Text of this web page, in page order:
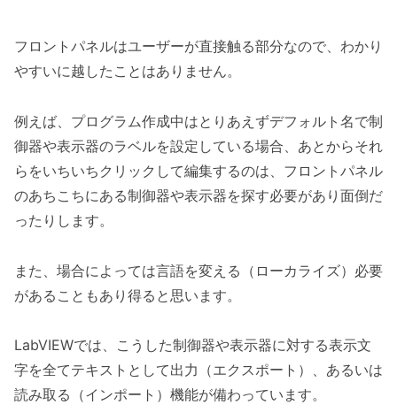
フロントパネルはユーザーが直接触る部分なので、わかり
やすいに越したことはありません。
例えば、プログラム作成中はとりあえずデフォルト名で制
御器や表示器のラベルを設定している場合、あとからそれ
らをいちいちクリックして編集するのは、フロントパネル
のあちこちにある制御器や表示器を探す必要があり面倒だ
ったりします。
また、場合によっては言語を変える（ローカライズ）必要
があることもあり得ると思います。
LabVIEWでは、こうした制御器や表示器に対する表示文
字を全てテキストとして出力（エクスポート）、あるいは
読み取る（インポート）機能が備わっています。